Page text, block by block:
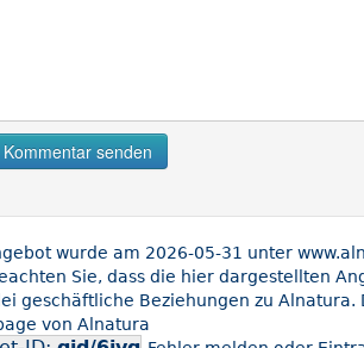
Kommentar senden
wurde am 2026-05-31 unter
Sie, dass die hier dargestellten
geschäftliche Beziehungen zu
von Alnatura